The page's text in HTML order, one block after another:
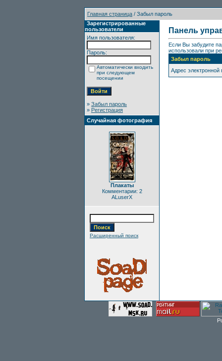
Главная страница / Забыл пароль
Зарегистрированные
пользователи
Имя пользователя:
Пароль:
Автоматически входить
при следующем
посещении
» Забыл пароль
» Регистрация
Случайная фотография
Плакаты
Комментарии: 2
ALuserX
Расширенный поиск
Панель
Если Вы забудите
использовали при
Забыл пароль
Адрес